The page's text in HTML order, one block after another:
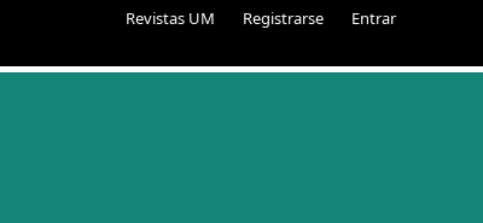
Revistas UM Registrarse Entrar